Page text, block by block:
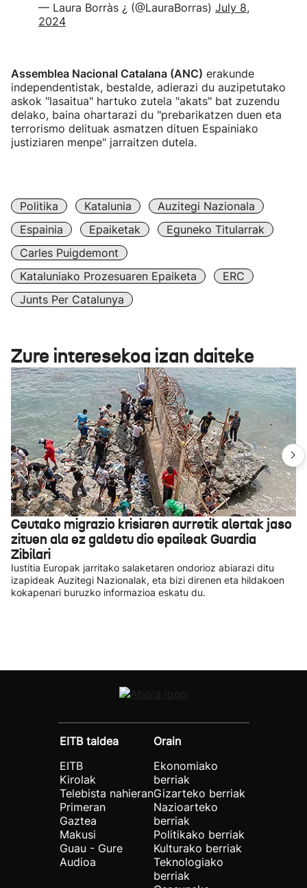
— Laura Borràs ¿ (@LauraBorras) July 8,
2024
Assemblea Nacional Catalana (ANC) erakunde
independentistak, bestalde, adierazi du auzipetutako
askok "lasaitua" hartuko zutela "akats" bat zuzendu
delako, baina ohartarazi du "prebarikatzen duen eta
terrorismo delituak asmatzen dituen Espainiako
justiziaren menpe" jarraitzen dutela.
Politika Katalunia
Auzitegi Nazionala
Espainia
Epaiketak
Eguneko Titularrak
Carles Puigdemont
Kataluniako Prozesuaren Epaiketa
ERC
Junts Per Catalunya
Zure interesekoa izan daiteke
Ceutako migrazio krisiaren aurretik alertak jaso
zituen ala ez galdetu dio epaileak Guardia
Zibilari
Iustitia Europak jarritako salaketaren ondorioz abiarazi ditu
izapideak Auzitegi Nazionalak, eta bizi direnen eta hildakoen
kokapenari buruzko informazioa eskatu du.
EITB taldea
EITB
Kirolak
Telebista nahieran
Primeran
Gaztea
Makusi
Guau - Gure
Audioa
Orain
Ekonomiako
berriak
Gizarteko berriak
Nazioarteko
berriak
Politikako berriak
Kulturako berriak
Teknologiako
berriak